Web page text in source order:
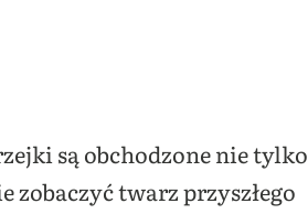
są obchodzone nie tylko
zobaczyć twarz przyszłego